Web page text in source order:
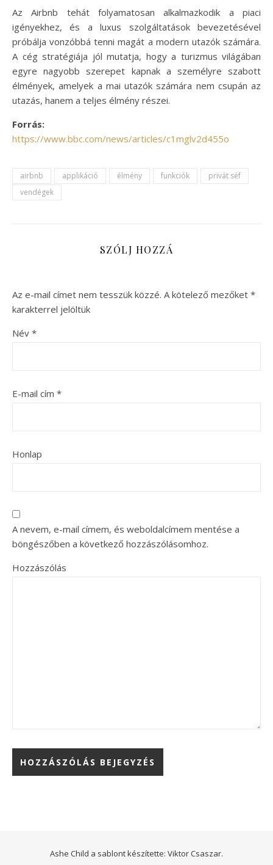
Az Airbnb tehát folyamatosan alkalmazkodik a piaci
igényekhez, és a luxus szolgáltatások bevezetésével
próbálja vonzóbbá tenni magát a modern utazók számára.
A cég stratégiája jól mutatja, hogy a turizmus világában
egyre nagyobb szerepet kapnak a személyre szabott
élmények, amelyek a mai utazók számára nem csupán az
utazás, hanem a teljes élmény részei.
Forrás:
https://www.bbc.com/news/articles/c1mglv2d455o
airbnb applikáció élmény funkciók
privát séf
vendégek
SZÓLJ HOZZÁ
Az e-mail címet nem tesszük közzé. A kötelező mezőket *
karakterrel jelöltük
Név *
E-mail cím *
Honlap
A nevem, e-mail címem, és weboldalcímem mentése a
böngészőben a következő hozzászólásomhoz.
Hozzászólás
Ashe Child a sablont készítette: Viktor Csaszar.